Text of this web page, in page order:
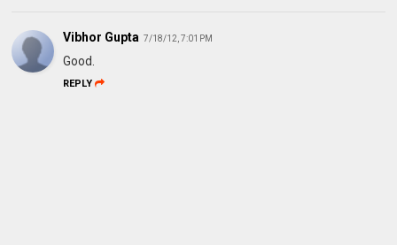
Vibhor Gupta 7/18/12, 7:01 PM
Good.
REPLY